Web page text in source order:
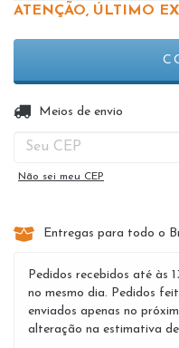
ATENÇÃO, ÚLTIMO
Entregas para o CEP:
Meios de envio
Não sei meu CEP
Entregas para todo o
Pedidos recebidos até às
no mesmo dia. Pedidos
enviados apenas no
alteração na estimativa